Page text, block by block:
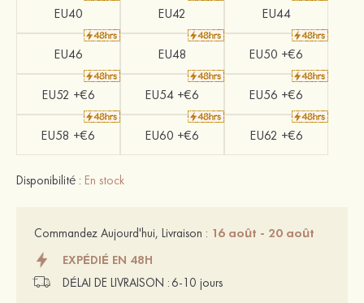
EU40 EU42 EU44
EU46 EU48 EU50 +€6
EU52 +€6 EU54 +€6 EU56 +€6
EU58 +€6 EU60 +€6 EU62 +€6
Disponibilité : En stock
Commandez Aujourd'hui, Livraison : 16 août - 20 août
EXPÉDIÉ EN 48H
DÉLAI DE LIVRAISON : 6-10 jours